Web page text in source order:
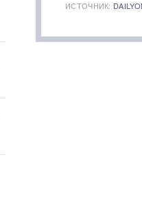
ИСТОЧНИК: